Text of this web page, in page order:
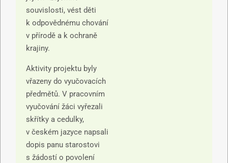
souvislosti, vést děti
k odpovědnému chování
v přírodě a k ochraně
krajiny.
Aktivity projektu byly
vřazeny do vyučovacích
předmětů. V pracovním
vyučování žáci vyřezali
skřítky a cedulky,
v českém jazyce napsali
dopis panu starostovi
s žádostí o povolení